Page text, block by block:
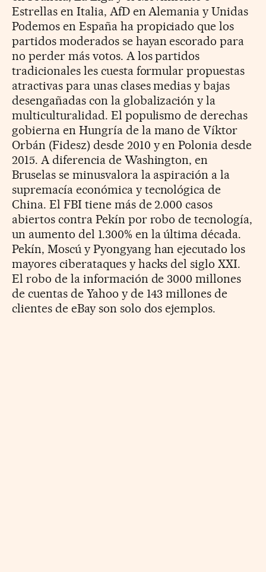
Estrellas en Italia, AfD en Alemania y Unidas
Podemos en España ha propiciado que los
partidos moderados se hayan escorado para
no perder más votos. A los partidos
tradicionales les cuesta formular propuestas
atractivas para unas clases medias y bajas
desengañadas con la globalización y la
multiculturalidad. El populismo de derechas
gobierna en Hungría de la mano de Víktor
Orbán (Fidesz) desde 2010 y en Polonia desde
2015. A diferencia de Washington, en
Bruselas se minusvalora la aspiración a la
supremacía económica y tecnológica de
China. El FBI tiene más de 2.000 casos
abiertos contra Pekín por robo de tecnología,
un aumento del 1.300% en la última década.
Pekín, Moscú y Pyongyang han ejecutado los
mayores ciberataques y hacks del siglo XXI.
El robo de la información de 3000 millones
de cuentas de Yahoo y de 143 millones de
clientes de eBay son solo dos ejemplos.